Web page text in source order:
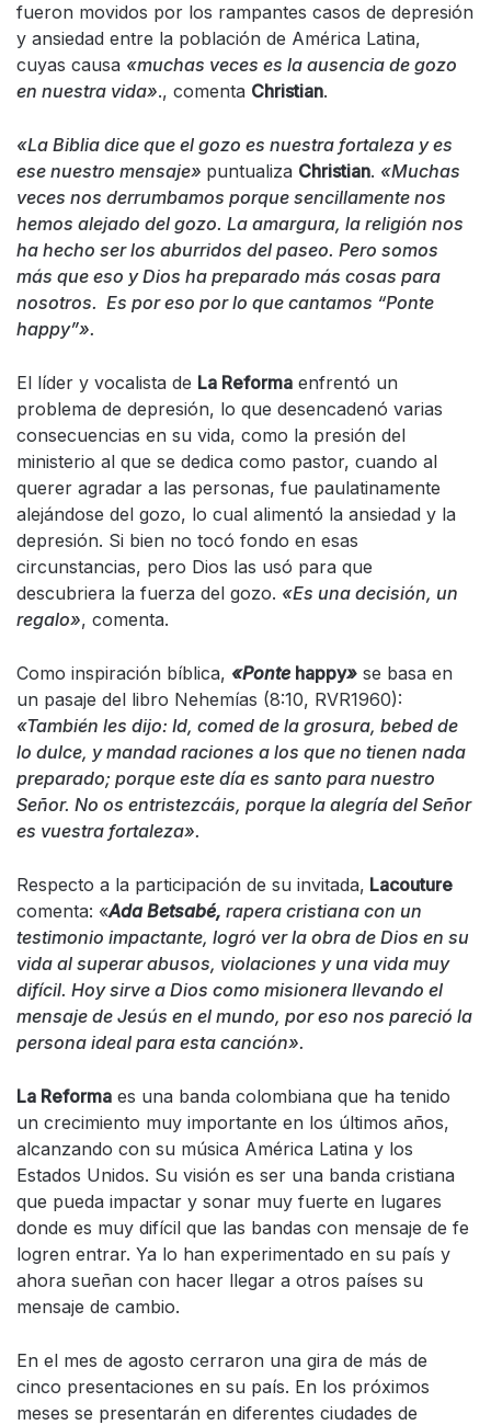
fueron movidos por los rampantes casos de depresión
y ansiedad entre la población de América Latina,
cuyas causa «muchas veces es la ausencia de gozo
en nuestra vida»., comenta Christian.
«La Biblia dice que el gozo es nuestra fortaleza y es
ese nuestro mensaje» puntualiza Christian. «Muchas
veces nos derrumbamos porque sencillamente nos
hemos alejado del gozo. La amargura, la religión nos
ha hecho ser los aburridos del paseo. Pero somos
más que eso y Dios ha preparado más cosas para
nosotros. Es por eso por lo que cantamos “Ponte
happy”».
El líder y vocalista de La Reforma enfrentó un
problema de depresión, lo que desencadenó varias
consecuencias en su vida, como la presión del
ministerio al que se dedica como pastor, cuando al
querer agradar a las personas, fue paulatinamente
alejándose del gozo, lo cual alimentó la ansiedad y la
depresión. Si bien no tocó fondo en esas
circunstancias, pero Dios las usó para que
descubriera la fuerza del gozo. «Es una decisión, un
regalo», comenta.
Como inspiración bíblica, «Ponte happy» se basa en
un pasaje del libro Nehemías (8:10, RVR1960):
«También les dijo: Id, comed de la grosura, bebed de
lo dulce, y mandad raciones a los que no tienen nada
preparado; porque este día es santo para nuestro
Señor. No os entristezcáis, porque la alegría del Señor
es vuestra fortaleza».
Respecto a la participación de su invitada, Lacouture
comenta: «Ada Betsabé, rapera cristiana con un
testimonio impactante, logró ver la obra de Dios en su
vida al superar abusos, violaciones y una vida muy
difícil. Hoy sirve a Dios como misionera llevando el
mensaje de Jesús en el mundo, por eso nos pareció la
persona ideal para esta canción».
La Reforma es una banda colombiana que ha tenido
un crecimiento muy importante en los últimos años,
alcanzando con su música América Latina y los
Estados Unidos. Su visión es ser una banda cristiana
que pueda impactar y sonar muy fuerte en lugares
donde es muy difícil que las bandas con mensaje de fe
logren entrar. Ya lo han experimentado en su país y
ahora sueñan con hacer llegar a otros países su
mensaje de cambio.
En el mes de agosto cerraron una gira de más de
cinco presentaciones en su país. En los próximos
meses se presentarán en diferentes ciudades de